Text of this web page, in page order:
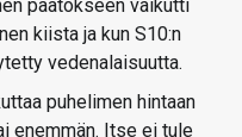
päätökseen vaikutti
kiista ja kun S10:n
vedenalaisuutta.
puhelimen hintaan
enemmän. Itse ei tule